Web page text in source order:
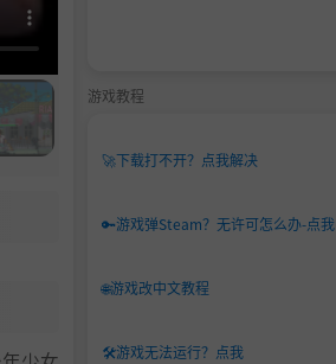
游戏教程
🚀下载打不开？点我解决
🔑游戏弹Steam？无许可怎么办-点我
🌐游戏改中文教程
🛠️游戏无法运行？点我